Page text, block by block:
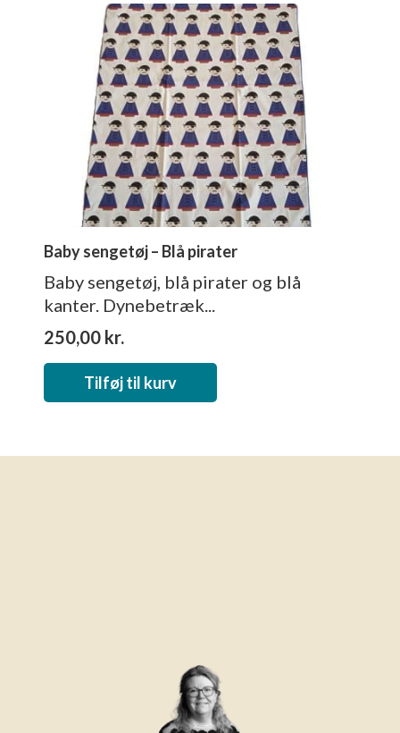
Baby sengetøj – Blå pirater
Baby sengetøj, blå pirater og blå
kanter. Dynebetræk...
250,00 kr.
Tilføj til kurv